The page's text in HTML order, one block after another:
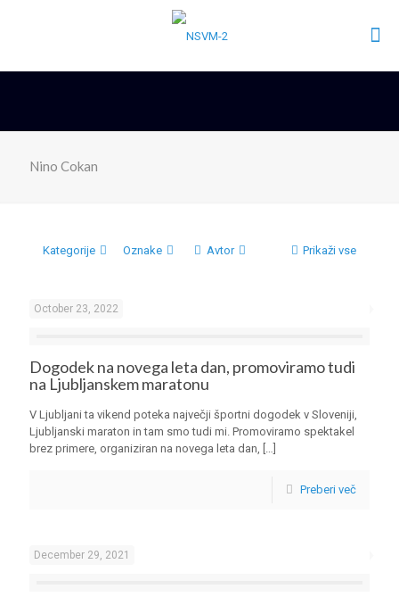
Nino Cokan
Kategorije Oznake Avtor Prikaži vse
October 23, 2022
Dogodek na novega leta dan, promoviramo tudi
na Ljubljanskem maratonu
V Ljubljani ta vikend poteka največji športni dogodek v Sloveniji,
Ljubljanski maraton in tam smo tudi mi. Promoviramo spektakel
brez primere, organiziran na novega leta dan, […]
Preberi več
December 29, 2021